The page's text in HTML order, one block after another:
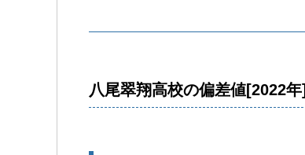
八尾翠翔高校の偏差値[2022年]